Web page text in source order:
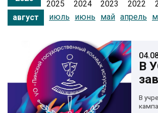
2025 2024 2023 2022
август
июль июнь май апрель
В
В